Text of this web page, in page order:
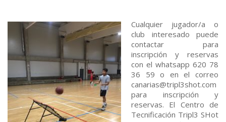
Cualquier jugador/a o
club interesado puede
contactar para
inscripción y reservas
con el whatsapp 620 78
36 59 o en el correo
canarias@tripl3shot.com
para inscripción y
reservas. El Centro de
Tecnificación Tripl3 SHot